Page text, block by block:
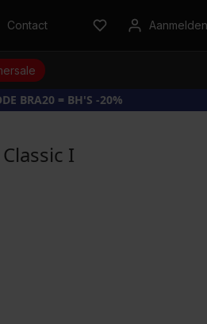
Contact Aanmelden
BRA20 = BH'S -20%
I